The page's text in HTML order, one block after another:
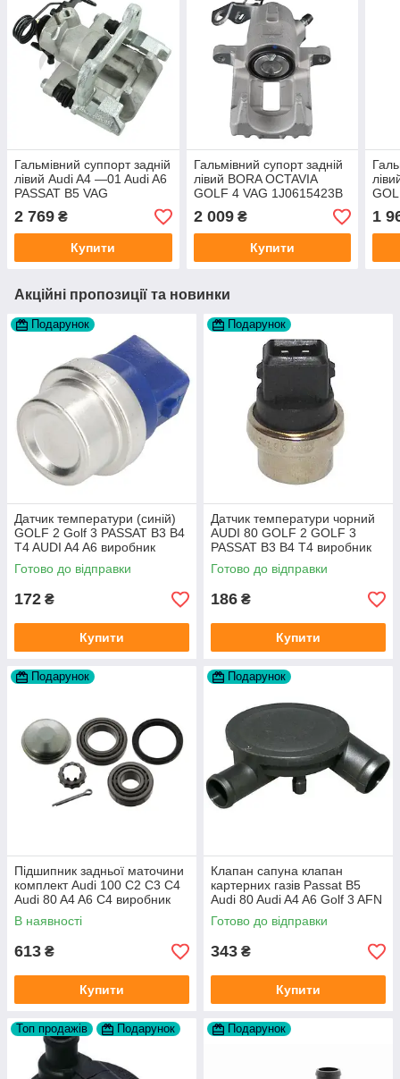
Гальмівний суппорт задній
лівий Audi A4 —01 Audi A6
PASSAT B5 VAG
8E0615423 виробник
OSSCA
2 769 ₴
Купити
Гальмівний супорт задній
лівий BORA OCTAVIA
GOLF 4 VAG 1J0615423B
виробник A.B.S.
2 009₴
Купити
1
Акційні пропозиції та новинки
Подарунок
Датчик температури (синій)
GOLF 2 Golf 3 PASSAT B3 B4
T4 AUDI A4 A6 виробник
Topran Німеччина
Готово до відправки
172 ₴
Купити
Подарунок
Датчик температури чорний
AUDI 80 GOLF 2 GOLF 3
PASSAT B3 B4 T4 виробник
TOPRAN Німеччина
Готово до відправки
186 ₴
Купити
Подарунок
Підшипник задньої маточини
комплект Audi 100 C2 C3 C4
Audi 80 A4 A6 C4 виробник
FAG
В наявності
613 ₴
Купити
Подарунок
Клапан сапуна клапан
картерних газів Passat B5
Audi 80 Audi A4 A6 Golf 3 AFN
1Y AAZ 1Z AFF AEY AAZ AHB
AHU
Готово до відправки
343 ₴
Купити
Топ продажів Подарунок Подарунок